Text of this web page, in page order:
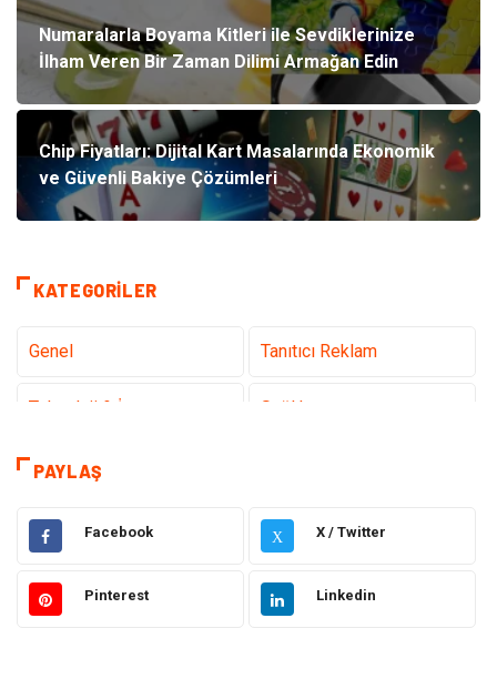
Numaralarla Boyama Kitleri ile Sevdiklerinize
İlham Veren Bir Zaman Dilimi Armağan Edin
Chip Fiyatları: Dijital Kart Masalarında Ekonomik
ve Güvenli Bakiye Çözümleri
KATEGORILER
Genel Tanıtıcı Reklam
Teknoloji & İnternet Sağlık
teknoloji
Hukuk Giyim
Elektronik Makine
PAYLAŞ
Facebook X X / Twitter
Pinterest Linkedin